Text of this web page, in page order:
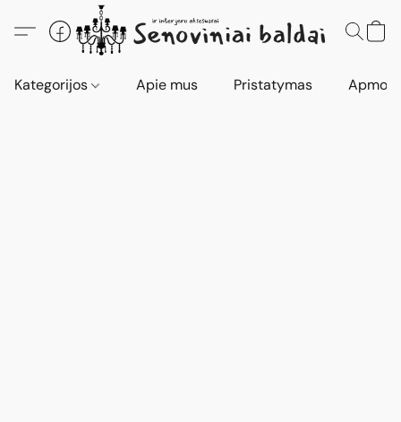
Kategorijos Apie mus Pristatymas